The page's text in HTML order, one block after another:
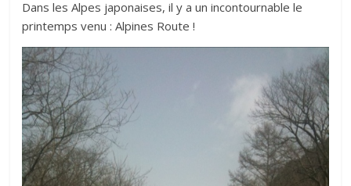
Dans les Alpes japonaises, il y a un incontournable le
printemps venu : Alpines Route !